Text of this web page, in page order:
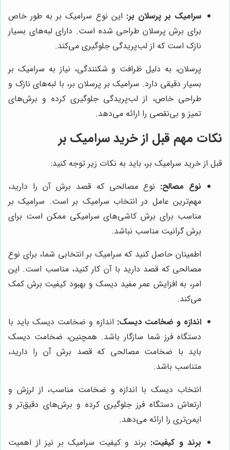
سرامیک بر پرسلان بر: این نوع سرامیک بر به طور خاص
برای برش پرسلان طراحی شده است. دارای لبه‌های بسیار
نازک است که از لب‌پریدگی جلوگیری می‌کند.
پرسلان، به دلیل ظرافت و شکنندگی، نیاز به سرامیک بر
بسیار دقیقی دارد. سرامیک بر پرسلان بر، با لبه‌های نازک و
طراحی خاص، از لب‌پریدگی جلوگیری کرده و برش‌های
تمیز و بی‌نقصی را ارائه می‌دهد.
نکات مهم قبل از خرید سرامیک بر
قبل از خرید سرامیک بر، باید به نکات زیر توجه کنید:
نوع مصالح: نوع مصالحی که قصد برش آن را دارید،
مهم‌ترین عامل در انتخاب سرامیک بر است. سرامیک بر
مناسب برای برش کاشی‌های سرامیکی ممکن است برای
برش گرانیت مناسب نباشد.
اطمینان حاصل کنید که سرامیک بر انتخابی شما، برای نوع
مصالحی که قصد دارید با آن کار کنید، مناسب است. این
امر، به افزایش عمر مفید دیسک و بهبود کیفیت برش کمک
می‌کند.
اندازه و ضخامت دیسک: اندازه و ضخامت دیسک باید با
دستگاه فرز شما سازگار باشد. همچنین، ضخامت دیسک
باید با ضخامت مصالحی که قصد برش آن را دارید،
متناسب باشد.
انتخاب دیسک با اندازه و ضخامت مناسب، از لرزش و
ارتعاش دستگاه فرز جلوگیری کرده و برش‌های دقیق‌تر و
ایمن‌تری را ارائه می‌دهد.
برند و کیفیت: برند و کیفیت سرامیک بر نیز از اهمیت